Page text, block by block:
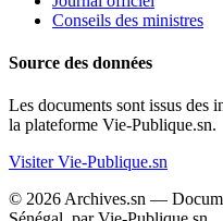
Conseils des ministres
Source des données
Les documents sont issus des
la plateforme Vie-Publique.sn.
Visiter Vie-Publique.sn
© 2026 Archives.sn —